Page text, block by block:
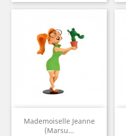
Mademoiselle Jeanne
(Marsu...